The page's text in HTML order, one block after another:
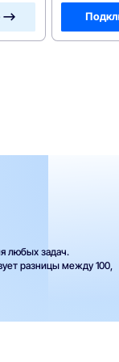
—>
любых задач.
разницы между 100,